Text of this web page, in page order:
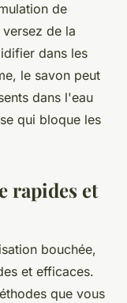
de
de la
dans les
le savon peut
dans l'eau
qui bloque les
rapides et
bouchée,
et efficaces.
que vous